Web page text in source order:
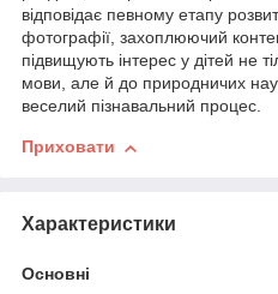
відповідає певному етапу
фотографії, захоплюючий
підвищують інтерес у дітей не
мови, але й до природничих
веселий пізнавальний процес.
Приховати
Характеристики
Основні